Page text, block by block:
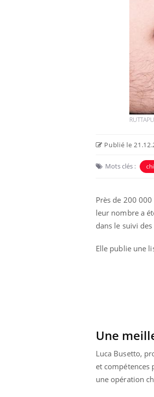
Publié le
Mots clés :
Près de 200
leur nombre a
dans le suivi
Elle publie une
Une
Luca Busetto,
et compétences
une opération
il dans le
Les
change
charge des